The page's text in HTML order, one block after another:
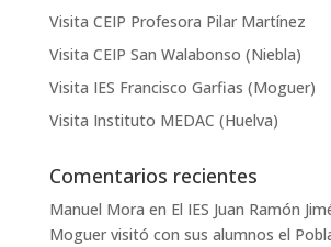
Visita CEIP Profesora Pilar Martínez
Visita CEIP San Walabonso (Niebla)
Visita IES Francisco Garfias (Moguer)
Visita Instituto MEDAC (Huelva)
Comentarios recientes
Manuel Mora en El IES Juan Ramón
Moguer visitó con sus alumnos el